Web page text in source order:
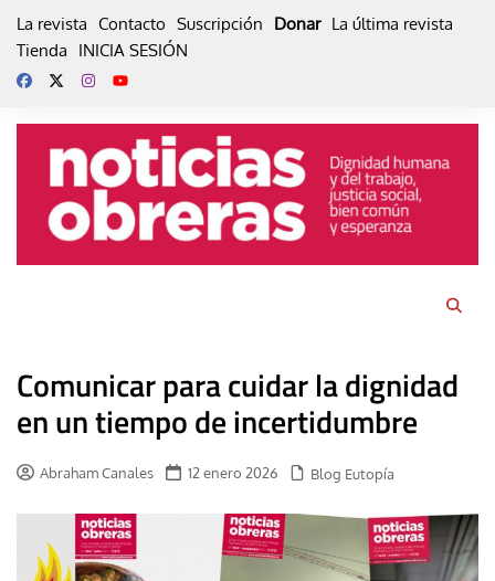
La revista Contacto Suscripción Donar La última revista
Tienda
INICIA SESIÓN
Comunicar para cuidar la dignidad
en un tiempo de incertidumbre
Abraham Canales 12 enero 2026 Blog Eutopía